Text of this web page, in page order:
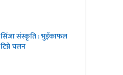
सिंजा संस्कृति : भुइँकाफल
टिप्ने चलन